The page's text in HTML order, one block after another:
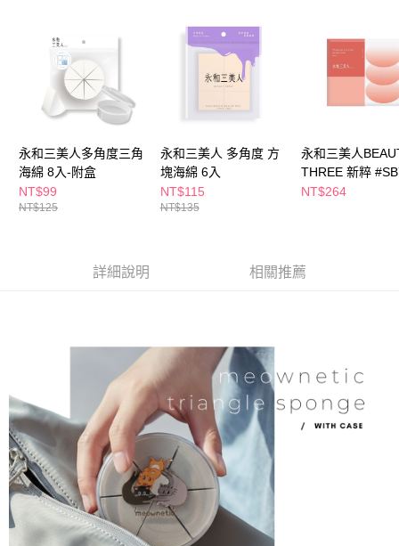
※ 交易是否成功請以「AFTEE先享後付 」之結帳頁面顯示為準，若有關於
是否繳費成功／繳費後需取消欲退款等相關疑問，請聯繫「AFTEE先享後付
客戶支援中心」 https://netprotections.freshdesk.com/support/home
【注意事項】
１．透過由恩沛科技股份有限公司提供之「AFTEE先享後付」服務完成之交
權轉讓予恩沛科技股份有限公司。
２．關於個人資料處理事宜，請瀏覽以下網址：
https://aftee.tw/terms/#terms3
３．未成年的使用者請事先徵得法定代理人或監護人之同意方可使用
時審查核予不同之上限額度；若仍有額度不足之情形，本公司將視審查結果
請求用戶進行身份認證。
付款後萊爾富取貨
每筆NT$65，滿NT$490(含以上)免運費
7-11取貨付款
每筆NT$65，滿NT$490(含以上)免運費
付款後7-11取貨
每筆NT$65，滿NT$490(含以上)免運費
宅配(本島)
付款後寶雅門市自取(由倉庫統一出貨)
永和三美人多角度三角
海綿 8入-附盒
NT$99
NT$125
永和三美人 多角度 方
塊海綿 6入
NT$115
NT$135
永和三美人
THREE 新粹
進階化妝海綿 12
NT$264
詳細說明 相關推薦